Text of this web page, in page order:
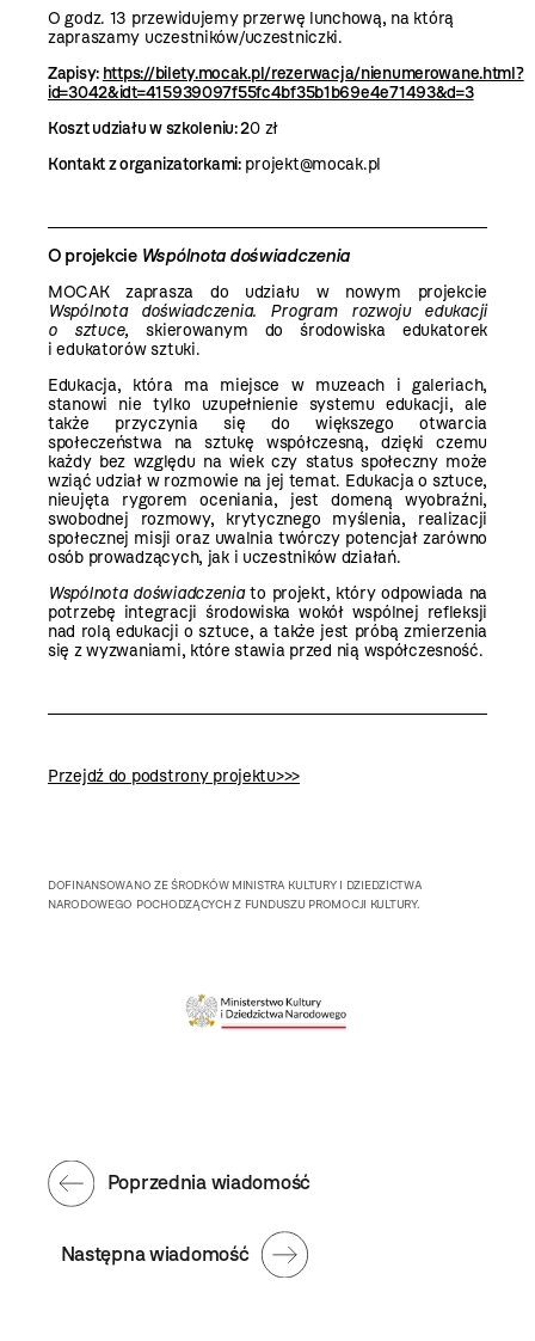
O godz. 13 przewidujemy przerwę lunchową, na którą
zapraszamy uczestników/uczestniczki.
Zapisy: https://bilety.mocak.pl/rezerwacja/nienumerowane.html?
id=3042&idt=415939097f55fc4bf35b1b69e4e71493&d=3
Koszt udziału w szkoleniu: 20 zł
Kontakt z organizatorkami: projekt@mocak.pl
O projekcie Wspólnota doświadczenia
MOCAK zaprasza do udziału w nowym projekcie
Wspólnota doświadczenia. Program rozwoju edukacji
o sztuce,skierowanym do środowiska edukatorek
i edukatorów sztuki.
Edukacja, która ma miejsce w muzeach i galeriach,
stanowi nie tylko uzupełnienie systemu edukacji, ale
także przyczynia się do większego otwarcia
społeczeństwa na sztukę współczesną, dzięki czemu
każdy bez względu na wiek czy status społeczny może
wziąć udział w rozmowie na jej temat. Edukacja o sztuce,
nieujęta rygorem oceniania, jest domeną wyobraźni,
swobodnej rozmowy, krytycznego myślenia, realizacji
społecznej misji oraz uwalnia twórczy potencjał zarówno
osób prowadzących, jak i uczestników działań.
Wspólnota doświadczeniato projekt, który odpowiada na
potrzebę integracji środowiska wokół wspólnej refleksji
nad rolą edukacji o sztuce, a także jest próbą zmierzenia
się z wyzwaniami, które stawia przed nią współczesność.
Przejdź do podstrony projektu>>>
DOFINANSOWANO ZE ŚRODKÓW MINISTRA KULTURY I DZIEDZICTWA
NARODOWEGO POCHODZĄCYCH Z FUNDUSZU PROMOCJI KULTURY.
Następna wiadomość
Poprzednia wiadomość